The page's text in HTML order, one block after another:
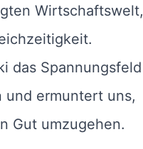
Wirtschaftswelt,
das Spannungsfeld
und ermuntert uns,
Gut umzugehen.